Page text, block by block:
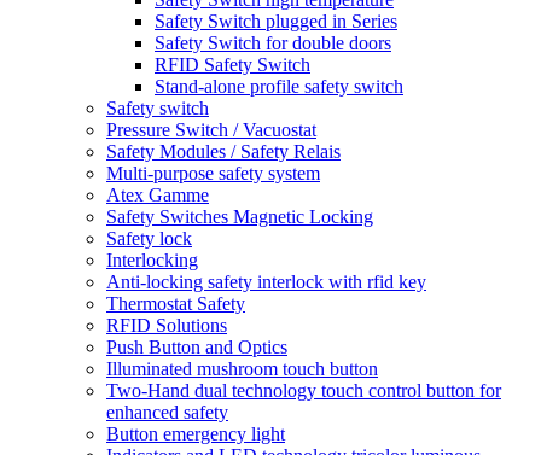
Safety Switch plugged in Series
Safety Switch for double doors
RFID Safety Switch
Stand-alone profile safety switch
Safety switch
Pressure Switch / Vacuostat
Safety Modules / Safety Relais
Multi-purpose safety system
Atex Gamme
Safety Switches Magnetic Locking
Safety lock
Interlocking
Anti-locking safety interlock with rfid key
Thermostat Safety
RFID Solutions
Push Button and Optics
Illuminated mushroom touch button
Two-Hand dual technology touch control button for
enhanced safety
Button emergency light